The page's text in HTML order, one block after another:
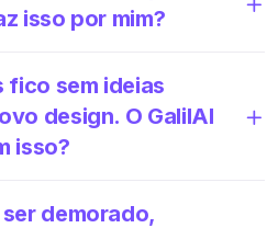
isso por mim?
fico sem ideias
design. O GalilAI
isso?
demorado,